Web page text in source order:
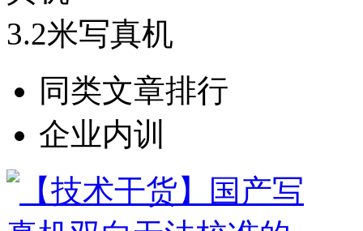
3.2米写真机
同类文章排行
企业内训